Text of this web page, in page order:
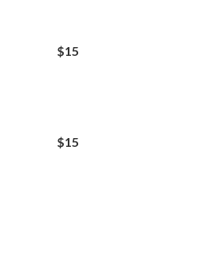
$15
$15